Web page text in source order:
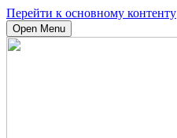
Перейти к основному контенту
Open Menu